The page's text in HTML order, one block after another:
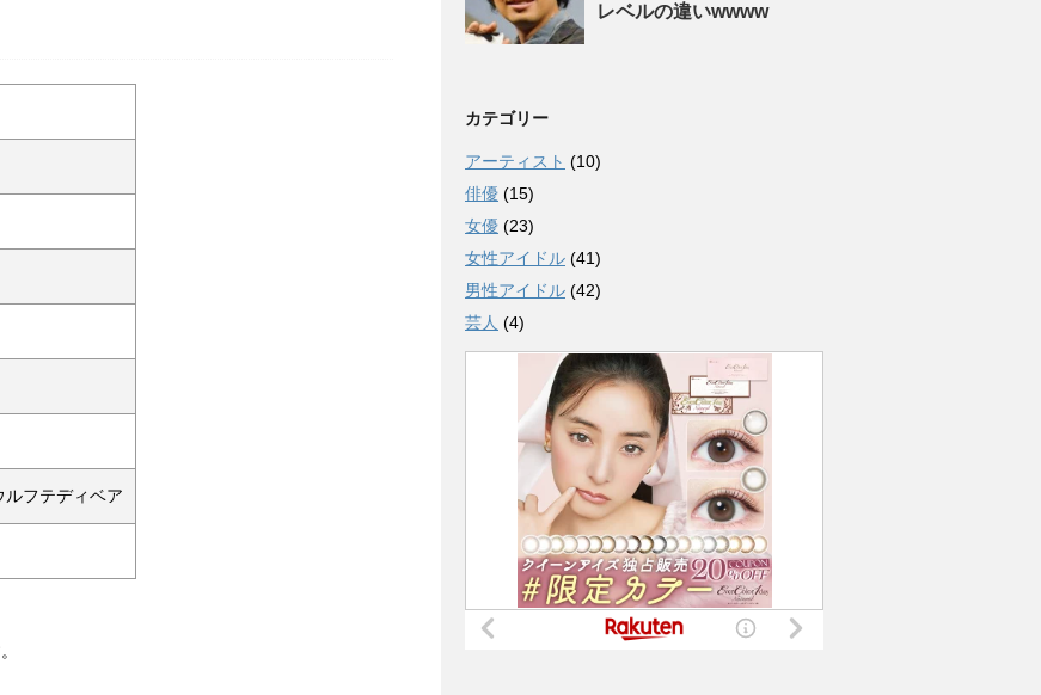
フテディベア
レベルの違いwwww
カテゴリー
アーティスト (10)
俳優 (15)
女優 (23)
女性アイドル (41)
男性アイドル (42)
芸人 (4)